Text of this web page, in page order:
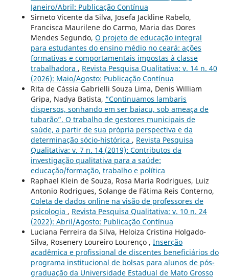
Janeiro/Abril: Publicação Contínua
Sirneto Vicente da Silva, Josefa Jackline Rabelo,
Francisca Maurilene do Carmo, Maria das Dores
Mendes Segundo, O projeto de educação integral
para estudantes do ensino médio no ceará: ações
formativas e comportamentais impostas à classe
trabalhadora , Revista Pesquisa Qualitativa: v. 14 n. 40
(2026): Maio/Agosto: Publicação Contínua
Rita de Cássia Gabrielli Souza Lima, Denis William
Gripa, Nadya Batista, “Continuamos lambaris
dispersos, sonhando em ser baiacu, sob ameaça de
tubarão”. O trabalho de gestores municipais de
saúde, a partir de sua própria perspectiva e da
determinação sócio-histórica , Revista Pesquisa
Qualitativa: v. 7 n. 14 (2019): Contributos da
investigação qualitativa para a saúde:
educação/formação, trabalho e política
Raphael Klein de Souza, Rosa Maria Rodrigues, Luiz
Antonio Rodrigues, Solange de Fátima Reis Conterno,
Coleta de dados online na visão de professores de
psicologia , Revista Pesquisa Qualitativa: v. 10 n. 24
(2022): Abril/Agosto: Publicação Contínua
Luciana Ferreira da Silva, Heloiza Cristina Holgado-
Silva, Rosenery Loureiro Lourenço , Inserção
acadêmica e profissional de discentes beneficiários do
programa institucional de bolsas para alunos de pós-
graduação da Universidade Estadual de Mato Grosso